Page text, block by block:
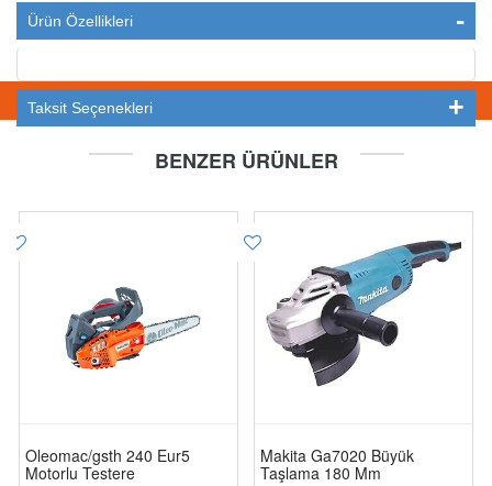
Ürün Özellikleri
Taksit Seçenekleri
BENZER ÜRÜNLER
Oleomac/gsth 240 Eur5
Motorlu Testere
Makita Ga7020 Büyük
Taşlama 180 Mm